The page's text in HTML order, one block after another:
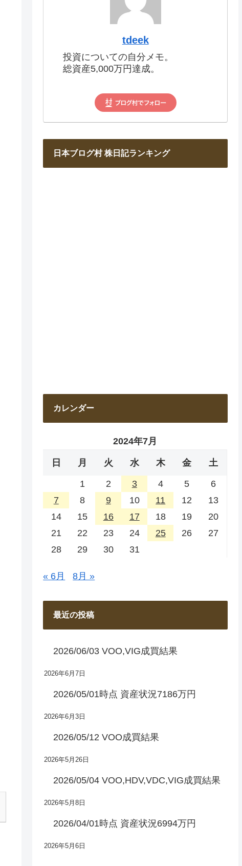
tdeek
投資についての自分メモ。
総資産5,000万円達成。
日本ブログ村 株日記ランキング
カレンダー
2024年7月
日 月 火 水 木 金 土
1 2 3 4 5
6
7
8 9 10 11 12
13
14
15 16 17 18 19
20
21
22 23 24 25 26
27
28
29 30 31
« 6月 8月 »
最近の投稿
2026/06/03 VOO,VIG成買結果
2026年6月7日
2026/05/01時点 資産状況7186万円
2026年6月3日
2026/05/12 VOO成買結果
2026年5月26日
2026/05/04 VOO,HDV,VDC,VIG成買結果
2026年5月8日
2026/04/01時点 資産状況6994万円
2026年5月6日